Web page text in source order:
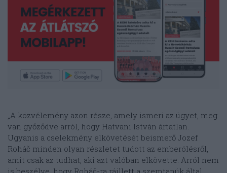
„A közvélemény azon része, amely ismeri az ügyet, meg
van győződve arról, hogy Hatvani István ártatlan.
Ugyanis a cselekmény elkövetését beismerő Jozef
Roháč minden olyan részletet tudott az emberölésről,
amit csak az tudhat, aki azt valóban elkövette. Arról nem